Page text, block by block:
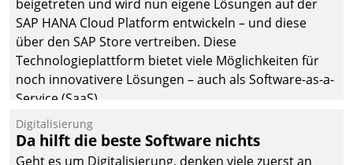
man auf
Cloudtechnologie,
bewährte und Startup-
Partner sowie erstmals
agile Projektmethoden.
beigetreten und wird nun eigene Lösungen auf der
SAP HANA Cloud Platform entwickeln – und diese
über den SAP Store vertreiben. Diese
Technologieplattform bietet viele Möglichkeiten für
noch innovativere Lösungen – auch als Software-as-a-
Service (SaaS).
Digitalisierung
Da hilft die beste Software nichts
Geht es um Digitalisierung, denken viele zuerst an